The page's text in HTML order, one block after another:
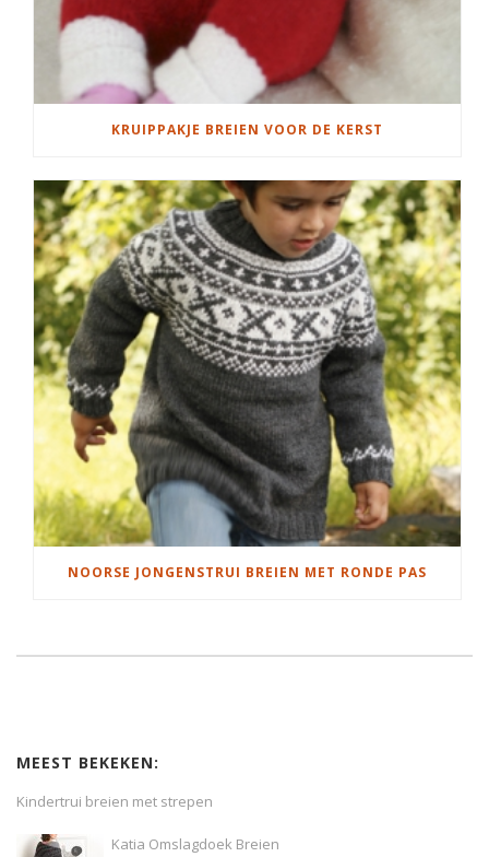
KRUIPPAKJE BREIEN VOOR DE KERST
NOORSE JONGENSTRUI BREIEN MET RONDE PAS
MEEST BEKEKEN:
Kindertrui breien met strepen
Katia Omslagdoek Breien